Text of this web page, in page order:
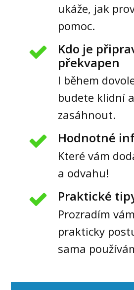
ukáže, jak
pomoc.
Kdo je
překvapen
I během
budete klidní
zasáhnout.
Hodnotné
Které vám
a odvahu!
Praktické
Prozradím
prakticky
sama